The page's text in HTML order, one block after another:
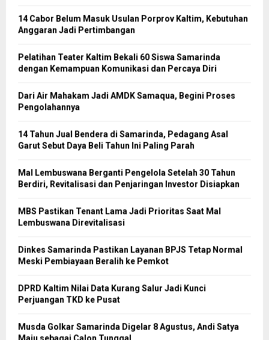
14 Cabor Belum Masuk Usulan Porprov Kaltim, Kebutuhan
Anggaran Jadi Pertimbangan
Pelatihan Teater Kaltim Bekali 60 Siswa Samarinda
dengan Kemampuan Komunikasi dan Percaya Diri
Dari Air Mahakam Jadi AMDK Samaqua, Begini Proses
Pengolahannya
14 Tahun Jual Bendera di Samarinda, Pedagang Asal
Garut Sebut Daya Beli Tahun Ini Paling Parah
Mal Lembuswana Berganti Pengelola Setelah 30 Tahun
Berdiri, Revitalisasi dan Penjaringan Investor Disiapkan
MBS Pastikan Tenant Lama Jadi Prioritas Saat Mal
Lembuswana Direvitalisasi
Dinkes Samarinda Pastikan Layanan BPJS Tetap Normal
Meski Pembiayaan Beralih ke Pemkot
DPRD Kaltim Nilai Data Kurang Salur Jadi Kunci
Perjuangan TKD ke Pusat
Musda Golkar Samarinda Digelar 8 Agustus, Andi Satya